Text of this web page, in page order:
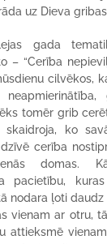
uz Dieva
gada
– “Cerība
cilvēkos,
tomēr grib
skaidroja, ko
cerība
domas.
pacietību,
nodara ļoti daudz
vienam ar otru,
attieksmē